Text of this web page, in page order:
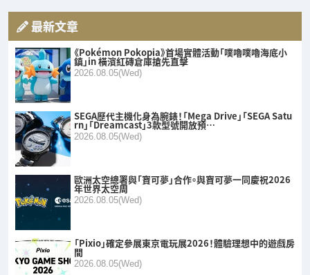
最新文章
《Pokémon Pokopia》首場實體活動「噗嚕噗嚕海底小
鎮」in 橫濱紅磚倉庫搶先直擊
2026.08.05(Wed)
SEGA歷代主機化身為腕錶！「Mega Drive」「SEGA Satu
rn」「Dreamcast」3款型號開放預…
2026.08.05(Wed)
歐洲太空總署與「寶可夢」合作。與寶可夢一同慶祝2026
年世界太空周
2026.08.05(Wed)
「Pixio」確定參展東京電玩展2026！體驗理想中的遊戲房
間
2026.08.05(Wed)